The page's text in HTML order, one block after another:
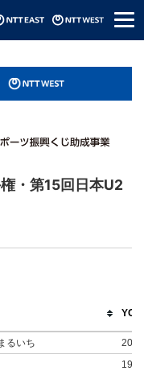
メ
ニ
ー
・第15回日本U2
YOB
るいち
2004
1991